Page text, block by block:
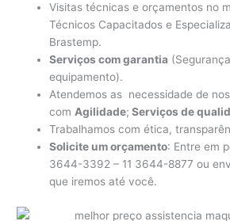
Visitas técnicas e orçamentos no
Técnicos Capacitados e
Brastemp.
Serviços com garantia
equipamento).
Atendemos as necessidade de
comAgilidade; Serviços de
Trabalhamos com ética,
Solicite um orçamento: Entre em
3644-3392 – 11 3644-8877 ou
que iremos até você.